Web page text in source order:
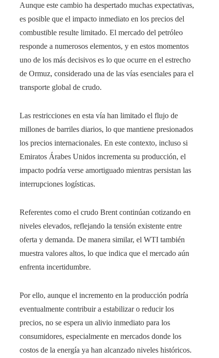
Aunque este cambio ha despertado muchas expectativas,
es posible que el impacto inmediato en los precios del
combustible resulte limitado. El mercado del petróleo
responde a numerosos elementos, y en estos momentos
uno de los más decisivos es lo que ocurre en el estrecho
de Ormuz, considerado una de las vías esenciales para el
transporte global de crudo.
Las restricciones en esta vía han limitado el flujo de
millones de barriles diarios, lo que mantiene presionados
los precios internacionales. En este contexto, incluso si
Emiratos Árabes Unidos incrementa su producción, el
impacto podría verse amortiguado mientras persistan las
interrupciones logísticas.
Referentes como el crudo Brent continúan cotizando en
niveles elevados, reflejando la tensión existente entre
oferta y demanda. De manera similar, el WTI también
muestra valores altos, lo que indica que el mercado aún
enfrenta incertidumbre.
Por ello, aunque el incremento en la producción podría
eventualmente contribuir a estabilizar o reducir los
precios, no se espera un alivio inmediato para los
consumidores, especialmente en mercados donde los
costos de la energía ya han alcanzado niveles históricos.